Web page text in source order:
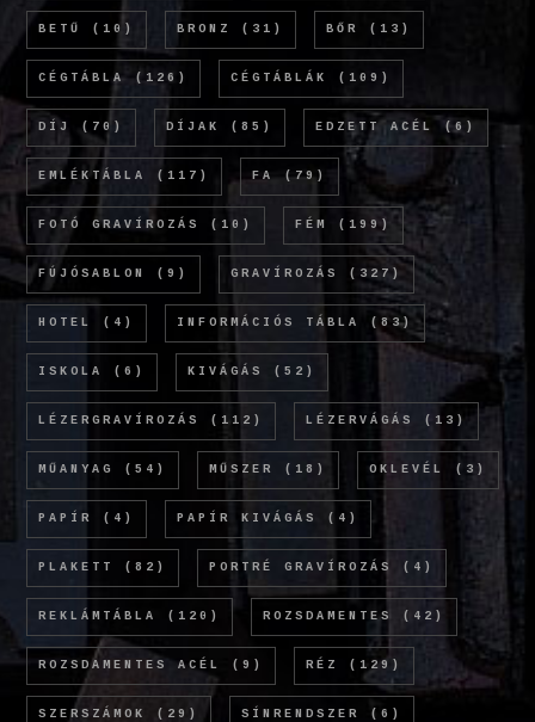
BETŰ (10) BRONZ (31) BŐR (13)
CÉGTÁBLA (126) CÉGTÁBLÁK (109)
DÍJ (70) DÍJAK (85) EDZETT ACÉL (6)
EMLÉKTÁBLA (117) FA (79)
FOTÓ GRAVÍROZÁS (10) FÉM (199)
FÚJÓSABLON (9) GRAVÍROZÁS (327)
HOTEL (4) INFORMÁCIÓS TÁBLA (83)
ISKOLA (6) KIVÁGÁS (52)
LÉZERGRAVÍROZÁS (112) LÉZERVÁGÁS (13)
MŰANYAG (54) MŰSZER (18) OKLEVÉL (3)
PAPÍR (4) PAPÍR KIVÁGÁS (4)
PLAKETT (82) PORTRÉ GRAVÍROZÁS (4)
REKLÁMTÁBLA (120) ROZSDAMENTES (42)
ROZSDAMENTES ACÉL (9) RÉZ (129)
SZERSZÁMOK (29) SÍNRENDSZER (6)